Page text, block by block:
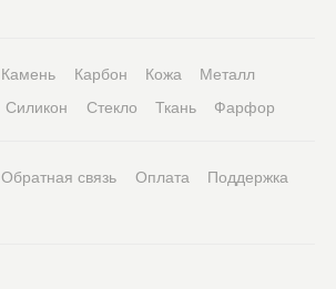
Камень Карбон Кожа
Металл
Силикон Стекло Ткань Фарфор
Обратная связь Оплата
Поддержка